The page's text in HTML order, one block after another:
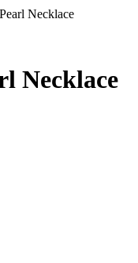
Necklace
Necklace